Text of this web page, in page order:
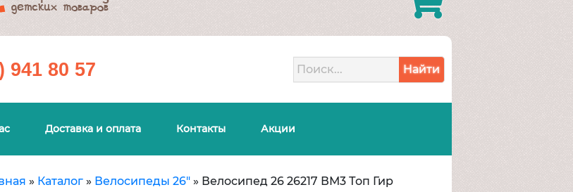
941 80 57 Найти
Доставка и оплата Контакты Акции
» Каталог » Велосипеды 26" » Велосипед 26 26217 ВМ3 Топ Гир